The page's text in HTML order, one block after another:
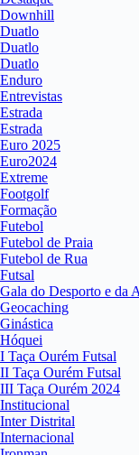
Downhill
Duatlo
Duatlo
Duatlo
Enduro
Entrevistas
Estrada
Estrada
Euro 2025
Euro2024
Extreme
Footgolf
Formação
Futebol
Futebol de Praia
Futebol de Rua
Futsal
Gala do Desporto e da
Geocaching
Ginástica
Hóquei
I Taça Ourém Futsal
II Taça Ourém Futsal
III Taça Ourém 2024
Institucional
Inter Distrital
Internacional